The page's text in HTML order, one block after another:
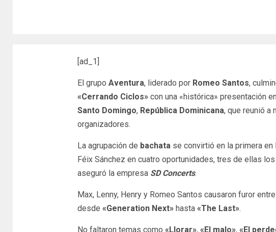
[ad_1]
El grupo Aventura, liderado por Romeo Santos,
«Cerrando Ciclos»con una «histórica» presentación
Santo Domingo,República Dominicana, que reunió a
organizadores.
La agrupación de bachatase convirtió en la primera en
Féix Sánchez en cuatro oportunidades, tres de ellas
aseguró la empresa SD Concerts.
Max, Lenny, Henry y Romeo Santos causaron furor
desde «Generation Next»hasta «The Last».
No faltaron temas como «Llorar», «El malo», «El